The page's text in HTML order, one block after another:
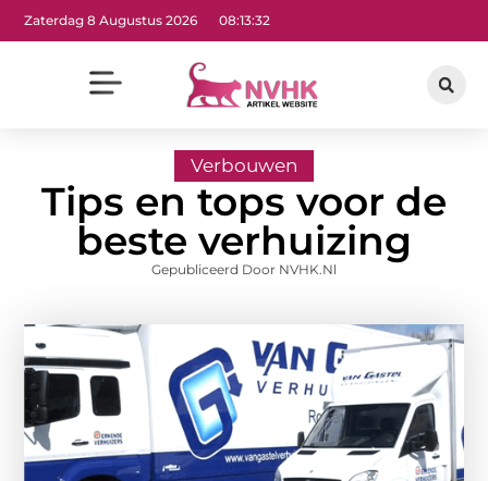
Zaterdag 8 Augustus 2026 08:13:32
Verbouwen
Tips en tops voor de
beste verhuizing
Gepubliceerd Door NVHK.nl